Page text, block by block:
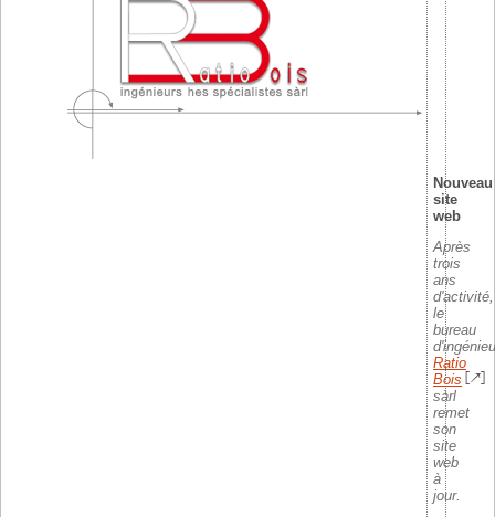
Nouveau
site
web
Après
trois
ans
d'activité,
le
bureau
Ratio
Bois
sàrl
remet
son
site
web
à
jour.